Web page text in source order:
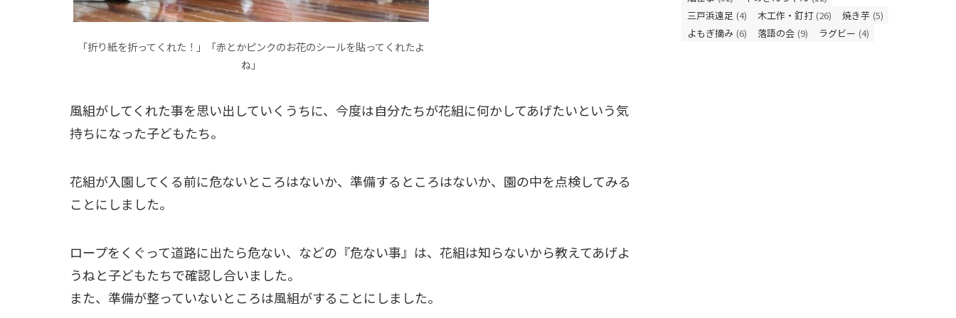
「折り紙を折ってくれた！」「赤とかピンクのお花のシールを貼ってくれたよ
ね」
風組がしてくれた事を思い出していくうちに、今度は自分たちが花組に何かしてあげたいという気
持ちになった子どもたち。
花組が入園してくる前に危ないところはないか、準備するところはないか、園の中を点検してみる
ことにしました。
ロープをくぐって道路に出たら危ない、などの『危ない事』は、花組は知らないから教えてあげよ
うねと子どもたちで確認し合いました。
また、準備が整っていないところは風組がすることにしました。
三戸浜遠足 (4) 木工作・釘打 (26) 焼き芋 (5)
よもぎ摘み (6) 落語の会 (9) ラグビー (4)